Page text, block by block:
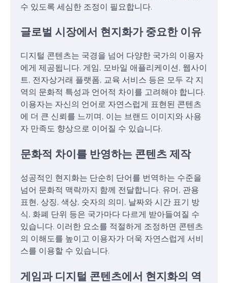
수 있도록 세심한 조정이 필요합니다.
글로벌 시장에서 현지화가 중요한 이유
디지털 콘텐츠는 국경을 넘어 다양한 국가의 이용자
에게 제공됩니다. 게임, 모바일 애플리케이션, 웹사이
트, 전자상거래 플랫폼, 교육 서비스 등은 모두 각 지
역의 문화적 특성과 언어적 차이를 고려해야 합니다.
이용자는 자신의 언어로 자연스럽게 표현된 콘텐츠
에 더 큰 신뢰를 느끼며, 이는 브랜드 이미지와 사용
자 만족도 향상으로 이어질 수 있습니다.
문화적 차이를 반영하는 콘텐츠 제작
성공적인 현지화는 단순히 단어를 번역하는 수준을
넘어 문화적 맥락까지 함께 전달합니다. 유머, 관용
표현, 상징, 색상, 숫자의 의미, 날짜와 시간 표기 방
식, 화폐 단위 등은 국가마다 다르게 받아들여질 수
있습니다. 이러한 요소를 적절하게 조정하면 콘텐츠
의 이해도를 높이고 이용자가 더욱 자연스럽게 서비
스를 이용할 수 있습니다.
게임과 디지털 콘텐츠에서 현지화의 역